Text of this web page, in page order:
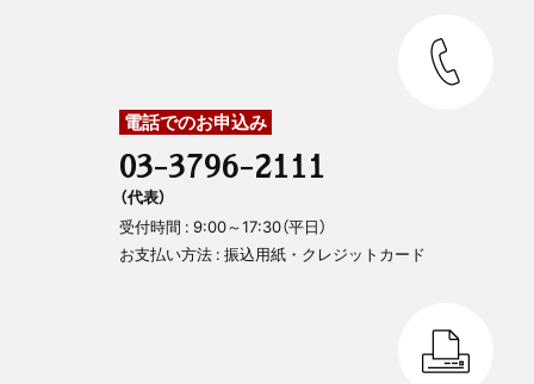
電話でのお申込み
03-3796-2111
（代表）
受付時間 : 9:00～17:30（平日）
お支払い方法 : 振込用紙・クレジットカード